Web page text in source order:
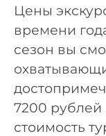
Цены
времени
сезон вы
7200 рублей
стоимость